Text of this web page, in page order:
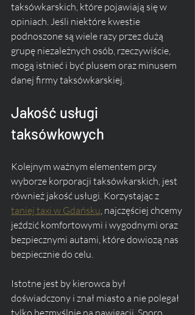
taksówkarskich, które pojawiają się w
opiniach. Jeśli niektóre kwestie
podnoszone są wiele razy przez dużą
grupę niezależnych osób, rzeczywiście,
mogą istnieć i być plusem oraz minusem
danej firmy taksówkarskiej.
Jakość usługi
taksówkowych
Kolejnym ważnym elementem przy
wyborze korporacji taksówkarskich, jest
również jakość usługi. Korzystając z
taniej taxi w Gdańsku, najczęściej chcemy
jeździć komfortowymi i wygodnymi oraz
bezpiecznymi autami, które dowiozą nas
bezpiecznie do celu.
Istotne jest by kierowca był
doświadczony i znał miasto a nie polegał